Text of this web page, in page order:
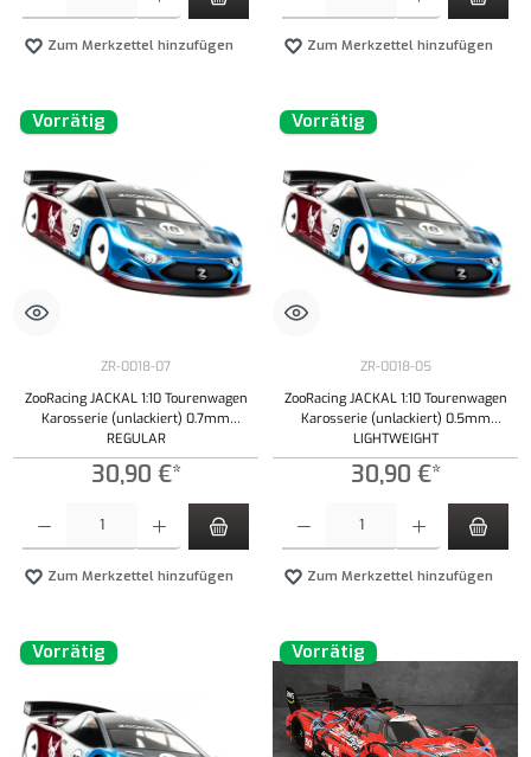
Zum Merkzettel hinzufügen Zum Merkzettel hinzufügen
Vorrätig
ZR-0018-07
ZooRacing JACKAL 1:10 Tourenwagen
Karosserie (unlackiert) 0.7mm
REGULAR
30,90 €*
Zum Merkzettel hinzufügen
Vorrätig
ZR-0018-05
ZooRacing JACKAL 1:10 Tourenwagen
Karosserie (unlackiert) 0.5mm
LIGHTWEIGHT
30,90 €*
Zum Merkzettel hinzufügen
Vorrätig Vorrätig